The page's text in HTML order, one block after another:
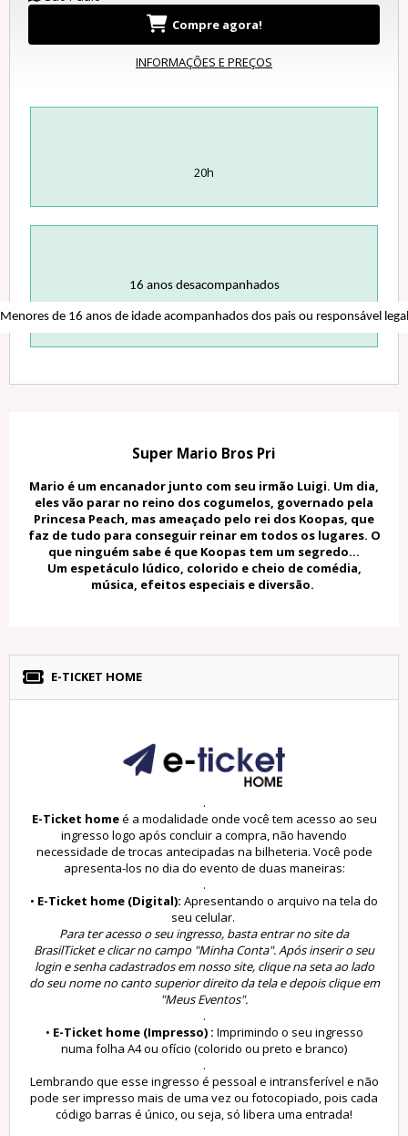
Compre agora!
INFORMAÇÕES E PREÇOS
20h
16 anos desacompanhados
Menores de 16 anos de idade acompanhados dos pais ou responsável legal
Super Mario Bros Pri
Mario é um encanador junto com seu irmão Luigi. Um dia,
eles vão parar no reino dos cogumelos, governado pela
Princesa Peach, mas ameaçado pelo rei dos Koopas, que
faz de tudo para conseguir reinar em todos os lugares. O
que ninguém sabe é que Koopas tem um segredo...
Um espetáculo lúdico, colorido e cheio de comédia,
música, efeitos especiais e diversão.
E-TICKET HOME
.
E-Ticket homeé a modalidade onde você tem acesso ao seu
ingresso logo após concluir a compra, não havendo
necessidade de trocas antecipadas na bilheteria. Você pode
apresenta-los no dia do evento de duas maneiras:
.
• E-Ticket home (Digital): Apresentando o arquivo na tela do
seu celular.
Para ter acesso o seu ingresso, basta entrar no site da
BrasilTicket e clicar no campo "Minha Conta". Após inserir o seu
login e senha cadastrados em nosso site, clique na seta ao lado
do seu nome no canto superior direito da tela e depois clique em
"Meus Eventos".
.
• E-Ticket home (Impresso) : Imprimindo o seu ingresso
numa folha A4 ou ofício (colorido ou preto e branco)
.
Lembrando que esse ingresso é pessoal e intransferível e não
pode ser impresso mais de uma vez ou fotocopiado, pois cada
código barras é único, ou seja, só libera uma entrada!